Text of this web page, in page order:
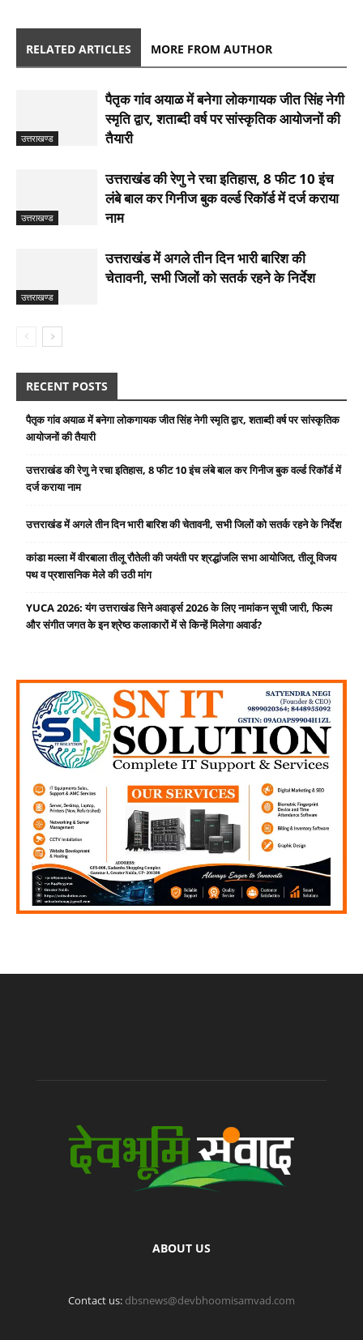
RELATED ARTICLES MORE FROM AUTHOR
उत्तराखण्ड
पैतृक गांव अयाळ में बनेगा लोकगायक जीत सिंह नेगी
स्मृति द्वार, शताब्दी वर्ष पर सांस्कृतिक आयोजनों की
तैयारी
उत्तराखण्ड
उत्तराखंड की रेणु ने रचा इतिहास, 8 फीट 10 इंच
लंबे बाल कर गिनीज बुक वर्ल्ड रिकॉर्ड में दर्ज कराया
नाम
उत्तराखण्ड
उत्तराखंड में अगले तीन दिन भारी बारिश की
चेतावनी, सभी जिलों को सतर्क रहने के निर्देश
RECENT POSTS
पैतृक गांव अयाळ में बनेगा लोकगायक जीत सिंह नेगी स्मृति द्वार, शताब्दी वर्ष पर सांस्कृतिक
आयोजनों की तैयारी
उत्तराखंड की रेणु ने रचा इतिहास, 8 फीट 10 इंच लंबे बाल कर गिनीज बुक वर्ल्ड रिकॉर्ड में
दर्ज कराया नाम
उत्तराखंड में अगले तीन दिन भारी बारिश की चेतावनी, सभी जिलों को सतर्क रहने के निर्देश
कांडा मल्ला में वीरबाला तीलू रौतेली की जयंती पर श्रद्धांजलि सभा आयोजित, तीलू विजय
पथ व प्रशासनिक मेले की उठी मांग
YUCA 2026: यंग उत्तराखंड सिने अवार्ड्स 2026 के लिए नामांकन सूची जारी, फिल्म
और संगीत जगत के इन श्रेष्ठ कलाकारों में से किन्हें मिलेगा अवार्ड?
ABOUT US
Contact us: dbsnews@devbhoomisamvad.com